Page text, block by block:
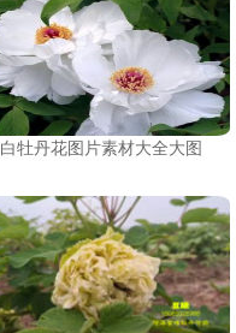
白牡丹花图片素材大全大图